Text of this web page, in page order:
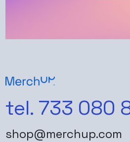
tel. 733 080
shop@merchup.com